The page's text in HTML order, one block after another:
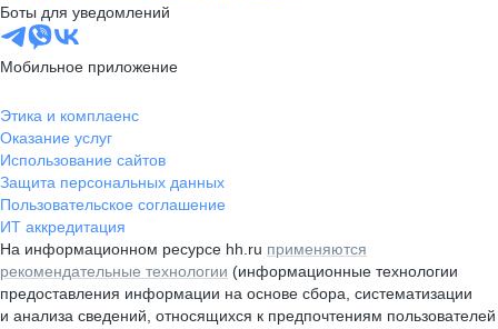
Боты для уведомлений
Мобильное приложение
Этика и комплаенс
Оказание услуг
Использование сайтов
Защита персональных данных
Пользовательское соглашение
ИТ аккредитация
На информационном ресурсе hh.ru применяются
рекомендательные технологии (информационные технологии
предоставления информации на основе сбора, систематизации
и анализа сведений, относящихся к предпочтениям пользователей